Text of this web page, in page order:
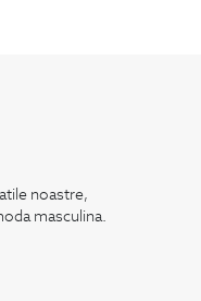
noastre,
masculina.